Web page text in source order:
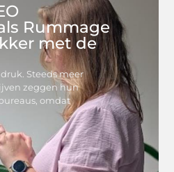
Rummage
met de
Steeds meer
zeggen hun
omdat